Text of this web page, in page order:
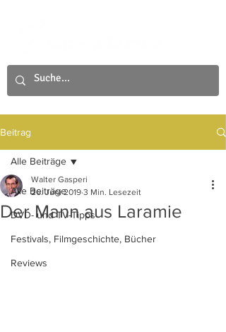
Beitrag
Alle Beiträge
DVD- und TV-Tipps
Festivals, Filmgeschichte, Bücher
Reviews
Alle Beiträge
Der Mann aus Laramie
Walter Gasperi
26. Juni 2019 3 Min. Lesezeit